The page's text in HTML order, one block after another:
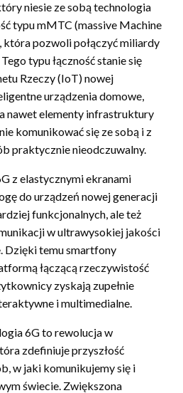
niesie ze sobą technologia
typu mMTC (massive Machine
która pozwoli połączyć miliardy
typu łączność stanie się
Rzeczy (IoT) nowej
urządzenia domowe,
nawet elementy infrastruktury
komunikować się ze sobą i z
praktycznie nieodczuwalny.
z elastycznymi ekranami
do urządzeń nowej generacji
funkcjonalnych, ale też
w ultrawysokiej jakości
Dzięki temu smartfony
łączącą rzeczywistość
zyskają zupełnie
i multimedialne.
6G to rewolucja w
zdefiniuje przyszłość
w jaki komunikujemy się i
świecie. Zwiększona